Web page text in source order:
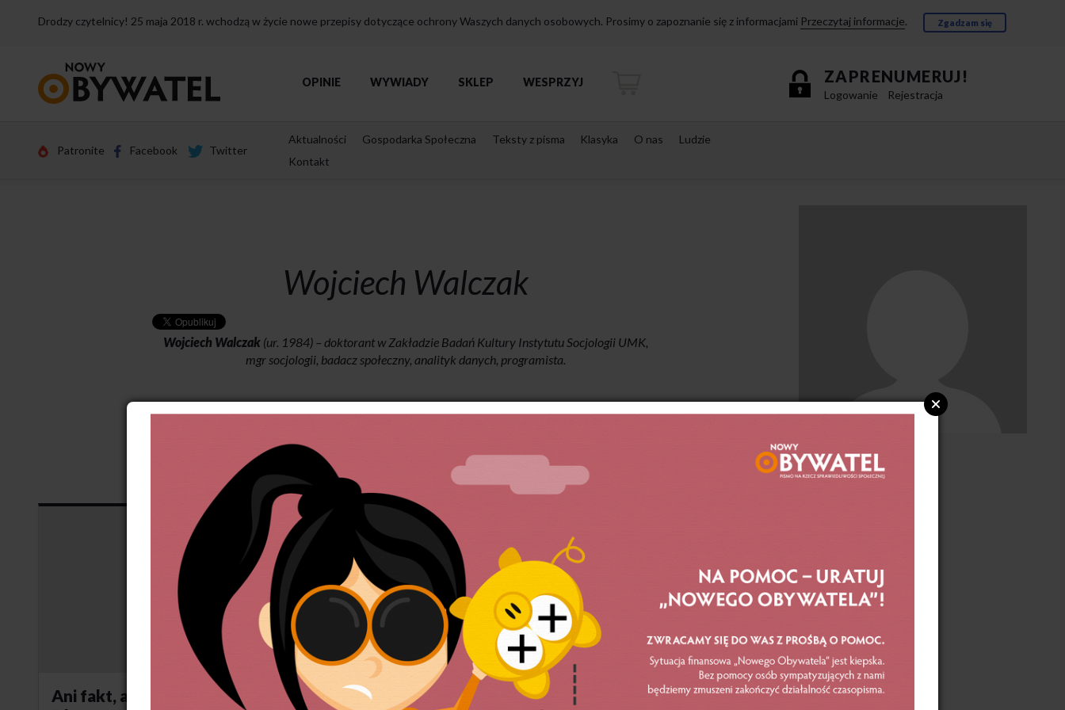
Drodzy czytelnicy! 25 maja 2018 r. wchodzą w życie nowe przepisy dotyczące ochrony Waszych danych osobowych. Prosimy o zapoznanie się z informacjami Przeczytaj informacje. Zgadzam się
strony
ZAPRENUMERUJ!
Logowanie Rejestracja
OPINIE WYWIADY SKLEP WESPRZYJ
Patronite Facebook Twitter
Aktualności Gospodarka Społeczna Teksty z pisma Klasyka O nas
Ludzie
Kontakt
Wojciech Walczak
Wojciech Walczak (ur. 1984) – doktorant w Zakładzie Badań Kultury Instytutu Socjologii UMK,
mgr socjologii, badacz społeczny, analityk danych, programista.
Ani fakt, ani fikcja.